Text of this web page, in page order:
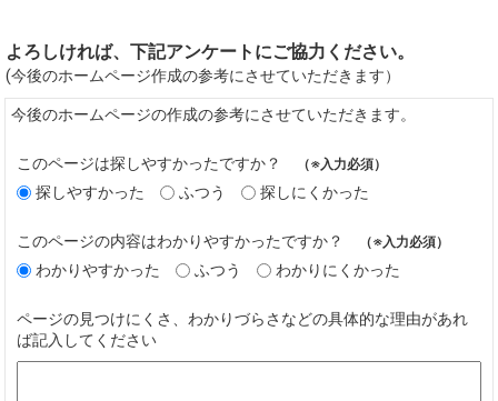
よろしければ、下記アンケートにご協力ください。
(今後のホームページ作成の参考にさせていただきます）
今後のホームページの作成の参考にさせていただきます。
このページは探しやすかったですか？ （※入力必須）
探しやすかった ふつう 探しにくかった
このページの内容はわかりやすかったですか？ （※入力必須）
わかりやすかった ふつう わかりにくかった
ページの見つけにくさ、わかりづらさなどの具体的な理由があれ
ば記入してください